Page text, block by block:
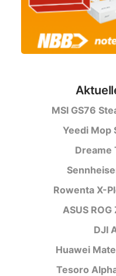
MSI GS76
Yeedi Mop
Dreame
Rowenta X-
ASUS
DJI
Huawei
Tesoro